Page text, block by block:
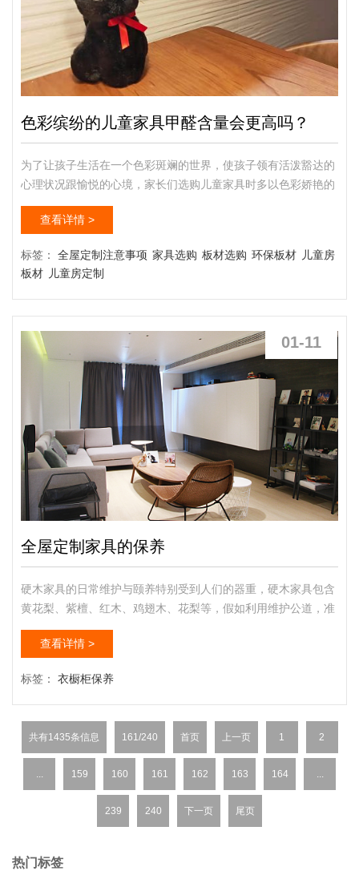
色彩缤纷的儿童家具甲醛含量会更高吗？
为了让孩子生活在一个色彩斑斓的世界，使孩子领有活泼豁达的
心理状况跟愉悦的心境，家长们选购儿童家具时多以色彩娇艳的
为主。但从近期各地质检部分跟工商部分颁布的抽检结果来看，
儿童家具不及格率仍然较高。尤其是彩色儿童家具，虽看起来美
前，有媒体记者在家具卖场采访时发明，卖场内销售的儿童家具
大多在色彩上做足文章。全屋定制那个品牌好指的是房间里的每
一套家具都...
查看详情 >
标签： 全屋定制注意事项 家具选购 板材选购 环保板材 儿童房
板材 儿童房定制
01-11
全屋定制家具的保养
硬木家具的日常维护与颐养特别受到人们的器重，硬木家具包含
黄花梨、紫檀、红木、鸡翅木、花梨等，假如利用维护公道，准
则上可能代代相传长期利用，下面小编给你总结一下硬木家具的
保样。硬木家具的颐养当初硬木家具…当初硬木家存在两种，传
具名义有大漆或者清漆维护。不同处理的硬木家具颐养方法有差
别。 一、硬木内有含水，空气湿度过低时硬木家具会紧缩，
过...
查看详情 >
标签： 衣橱柜保养
共有1435条信息 161/240 首页 上一页 1 2
... 159 160 161 162 163 164 ...
239 240 下一页 尾页
热门标签